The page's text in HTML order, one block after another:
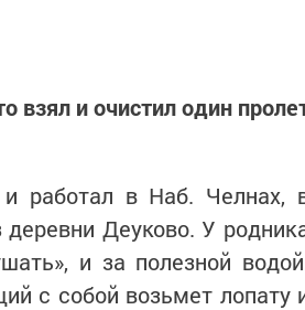
взял и очистил один
работал в Наб. Челнах,
Деуково. У
и за полезной
с собой возьмет лопату